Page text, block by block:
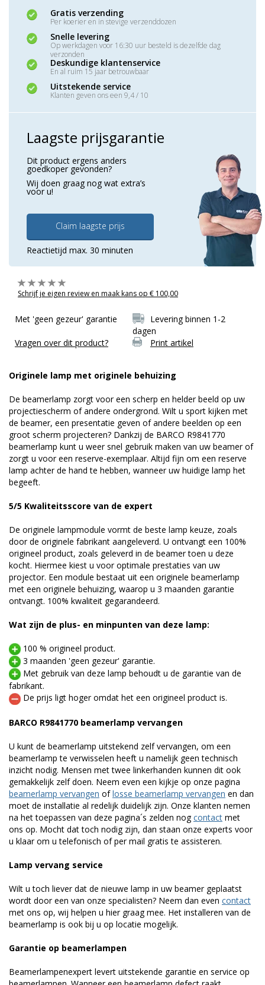
Gratis verzending
Per koerier en in stevige verzenddozen
Snelle levering
Op werkdagen voor 16:30 uur besteld is dezelfde dag
verzonden
Deskundige klantenservice
En al ruim 15 jaar betrouwbaar
Uitstekende service
Klanten geven ons een 9,4 / 10
Laagste prijsgarantie
Dit product ergens anders
goedkoper gevonden?
Wij doen graag nog wat extra’s
voor u!
Claim laagste prijs
Reactietijd max. 30 minuten
Schrijf je eigen review en maak kans op € 100,00
Met 'geen gezeur' garantie
Levering binnen 1-2
dagen
Vragen over dit product?
Print artikel
Originele lamp met originele behuizing
De beamerlamp zorgt voor een scherp en helder beeld op uw
projectiescherm of andere ondergrond. Wilt u sport kijken met
de beamer, een presentatie geven of andere beelden op een
groot scherm projecteren? Dankzij de BARCO R9841770
beamerlamp kunt u weer snel gebruik maken van uw beamer of
zorgt u voor een reserve-exemplaar. Altijd fijn om een reserve
lamp achter de hand te hebben, wanneer uw huidige lamp het
begeeft.
5/5 Kwaliteitsscore van de expert
De originele lampmodule vormt de beste lamp keuze, zoals
door de originele fabrikant aangeleverd. U ontvangt een 100%
origineel product, zoals geleverd in de beamer toen u deze
kocht. Hiermee kiest u voor optimale prestaties van uw
projector. Een module bestaat uit een originele beamerlamp
met een originele behuizing, waarop u 3 maanden garantie
ontvangt. 100% kwaliteit gegarandeerd.
Wat zijn de plus- en minpunten van deze lamp:
100 % origineel product.
3 maanden 'geen gezeur' garantie.
Met gebruik van deze lamp behoudt u de garantie van de
fabrikant.
De prijs ligt hoger omdat het een origineel product is.
BARCO R9841770 beamerlamp vervangen
U kunt de beamerlamp uitstekend zelf vervangen, om een
beamerlamp te verwisselen heeft u namelijk geen technisch
inzicht nodig. Mensen met twee linkerhanden kunnen dit ook
gemakkelijk zelf doen. Neem even een kijkje op onze pagina
beamerlamp vervangen oflosse beamerlamp vervangen en dan
moet de installatie al redelijk duidelijk zijn. Onze klanten nemen
na het toepassen van deze pagina´s zelden nogcontact met
ons op. Mocht dat toch nodig zijn, dan staan onze experts voor
u klaar om u telefonisch of per mail gratis te assisteren.
Lamp vervang service
Wilt u toch liever dat de nieuwe lamp in uw beamer geplaatst
wordt door een van onze specialisten? Neem dan even contact
met ons op, wij helpen u hier graag mee. Het installeren van de
beamerlamp is ook bij u op locatie mogelijk.
Garantie op beamerlampen
Beamerlampenexpert levert uitstekende garantie en service op